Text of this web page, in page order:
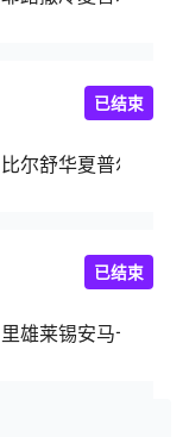
比尔舒华夏普尔
已结束
里雄莱锡安马卡比
已结束